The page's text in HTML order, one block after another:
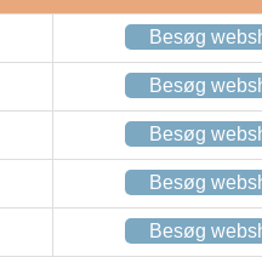
Besøg
Besøg
Besøg
Besøg
Besøg